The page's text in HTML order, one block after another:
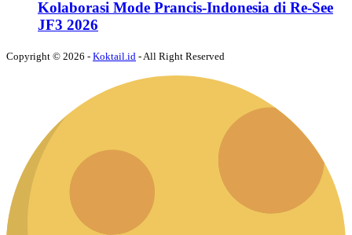
Kolaborasi Mode Prancis-Indonesia di Re-See
JF3 2026
Copyright © 2026 - Koktail.id - All Right Reserved